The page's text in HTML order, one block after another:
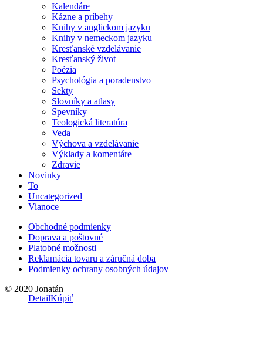
DetailKúpiť
Kalendáre
Kázne a príbehy
Knihy v anglickom jazyku
Knihy v nemeckom jazyku
Kresťanské vzdelávanie
Kresťanský život
Poézia
Psychológia a poradenstvo
Sekty
Slovníky a atlasy
Spevníky
Teologická literatúra
Veda
Výchova a vzdelávanie
Výklady a komentáre
Zdravie
Novinky
To
Uncategorized
Vianoce
Obchodné podmienky
Doprava a poštovné
Platobné možnosti
Reklamácia tovaru a záručná doba
Podmienky ochrany osobných údajov
© 2020 Jonatán